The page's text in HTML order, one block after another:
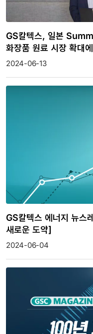
GS칼텍스, 일본
화장품 원료 시장 확대
2024-06-13
GS칼텍스 에너지 뉴
새로운 도약]
2024-06-04